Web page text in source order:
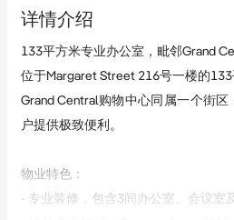
详情介绍
133平方米专业办公室，毗邻Grand
位于Margaret Street 216号一楼的
Grand Central购物中心同属一个街
户提供极致便利。
物业特色：
- 专业装修，包含3间办公室、会议室